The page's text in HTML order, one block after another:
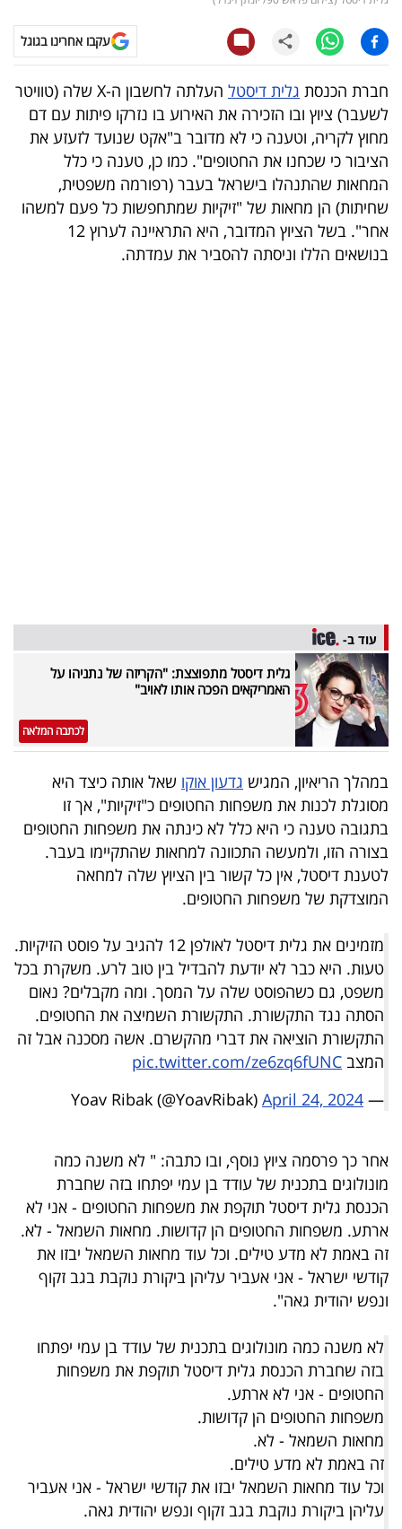
טלוויזיה
עסקי
ספורט
קריירה
ולימודים
מינויים
רייטינג
פודקאסט
40
UNDER
40
שיתופי
פעולה
ניוזלטרים
מייל
אדום
באייס
עקבו
אחרינו:
עקבו אחרינו בגוגל
חברת הכנסת גלית דיסטל
העלתה לחשבון ה-X שלה (טוויטר
לשעבר) ציוץ ובו הזכירה את האירוע בו נזרקו פיתות עם דם
מחוץ לקריה, וטענה כי לא מדובר ב"אקט שנועד לזעזע את
הציבור כי שכחנו את החטופים". כמו כן, טענה כי כלל
המחאות שהתנהלו בישראל בעבר (רפורמה משפטית,
שחיתות) הן מחאות של "זיקיות שמתחפשות כל פעם למשהו
אחר". בשל הציוץ המדובר, היא התראיינה לערוץ 12
בנושאים הללו וניסתה להסביר את עמדתה.
עוד ב-
גלית דיסטל מתפוצצת: "הקריזה של נתניהו על
האמריקאים הפכה אותו לאויב"
לכתבה המלאה
במהלך הריאיון, המגיש גדעון אוקו שאל אותה כיצד היא
מסוגלת לכנות את משפחות החטופים כ"זיקיות", אך זו
בתגובה טענה כי היא כלל לא כינתה את משפחות החטופים
בצורה הזו, ולמעשה התכוונה למחאות שהתקיימו בעבר.
לטענת דיסטל, אין כל קשור בין הציוץ שלה למחאה
המוצדקת של משפחות החטופים.
מזמינים את גלית דיסטל לאולפן 12 להגיב על פוסט הזיקיות.
טעות. היא כבר לא יודעת להבדיל בין טוב לרע. משקרת בכל
משפט, גם כשהפוסט שלה על המסך. ומה מקבלים? נאום
הסתה נגד התקשורת. התקשורת השמיצה את החטופים.
התקשורת הוציאה את דברי מהקשרם. אשה מסכנה אבל זה
המצב pic.twitter.com/ze6zq6fUNC
— Yoav Ribak (@YoavRibak)
April 24, 2024
אחר כך פרסמה ציוץ נוסף, ובו כתבה: " לא משנה כמה
מונולוגים בתכנית של עודד בן עמי יפתחו בזה שחברת
הכנסת גלית דיסטל תוקפת את משפחות החטופים - אני לא
ארתע. משפחות החטופים הן קדושות. מחאות השמאל - לא.
זה באמת לא מדע טילים. וכל עוד מחאות השמאל יבזו את
קודשי ישראל - אני אעביר עליהן ביקורת נוקבת בגב זקוף
ונפש יהודית גאה".
לא משנה כמה מונולוגים בתכנית של עודד בן עמי יפתחו
בזה שחברת הכנסת גלית דיסטל תוקפת את משפחות
החטופים - אני לא ארתע.
משפחות החטופים הן קדושות.
מחאות השמאל - לא.
זה באמת לא מדע טילים.
וכל עוד מחאות השמאל יבזו את קודשי ישראל - אני אעביר
עליהן ביקורת נוקבת בגב זקוף ונפש יהודית גאה.